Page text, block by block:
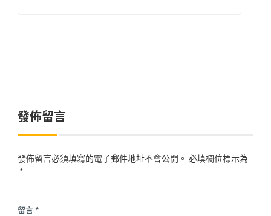
發佈留言
發佈留言必須填寫的電子郵件地址不會公開。 必填欄位標示為
*
留言 *